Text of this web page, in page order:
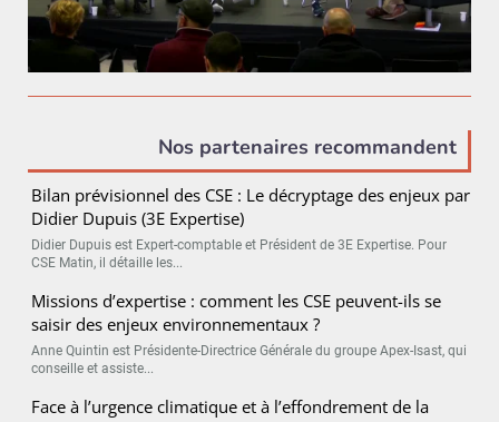
Nos partenaires recommandent
Bilan prévisionnel des CSE : Le décryptage des enjeux par
Didier Dupuis (3E Expertise)
Didier Dupuis est Expert-comptable et Président de 3E Expertise. Pour
CSE Matin, il détaille les...
Missions d’expertise : comment les CSE peuvent-ils se
saisir des enjeux environnementaux ?
Anne Quintin est Présidente-Directrice Générale du groupe Apex-Isast, qui
conseille et assiste...
Face à l’urgence climatique et à l’effondrement de la